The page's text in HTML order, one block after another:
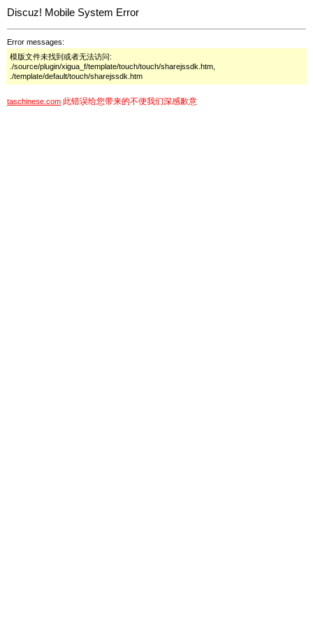
Discuz! Mobile System Error
Error messages:
模版文件未找到或者无法访问:
./source/plugin/xigua_f/template/touch/touch/sharejssdk.htm,
./template/default/touch/sharejssdk.htm
taschinese.com 此错误给您带来的不便我们深感歉意